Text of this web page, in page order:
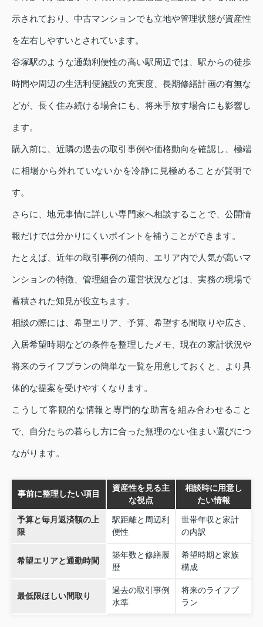
示されており、中古マンションでも立地や管理状態が資産性
を左右しやすいとされています。
谷塚駅のような通勤利便性の高い駅周辺では、駅からの徒歩
時間や周辺の生活利便施設の充実度、長期修繕計画の有無な
どが、長く住み続ける場合にも、将来手放す場合にも影響し
ます。
購入前に、近隣の過去の取引事例や価格動向を確認し、極端
に相場から外れていないかを冷静に見極めることが賢明で
す。
さらに、地元事情に詳しい専門家へ相談することで、公開情
報だけでは分かりにくいポイントを補うことができます。
たとえば、近年の取引事例の傾向、エリア内で人気が高いマ
ンションの特徴、管理組合の運営状況などは、実務の現場で
蓄積された知見が役立ちます。
相談の際には、希望エリア、予算、希望する間取りや広さ、
入居希望時期などの条件を整理したメモ、現在の家計状況や
将来のライフプランの簡単な一覧を用意しておくと、より具
体的な提案を受けやすくなります。
こうして客観的な情報と専門的な助言を組み合わせること
で、自分たちの暮らし方に合った無理のない住まい選びにつ
ながります。
事前に整理したい項目
資産性を見る主
な視点
相談時に用意し
たい情報
予算と毎月返済額の上
限
駅距離と周辺利
便性
世帯年収と家計
の内訳
希望エリアと通勤時間
築年数と修繕履
歴
希望時期と家族
構成
最低限ほしい間取り
過去の取引事例
水準
将来のライフプ
ラン